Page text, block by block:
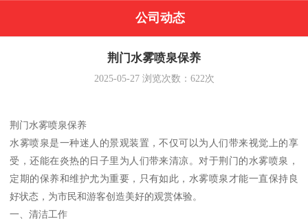
公司动态
荆门水雾喷泉保养
2025-05-27浏览次数： 622次
荆门水雾喷泉保养
水雾喷泉是一种迷人的景观装置，不仅可以为人们带来视觉上的享
受，还能在炎热的日子里为人们带来清凉。对于荆门的水雾喷泉，
定期的保养和维护尤为重要，只有如此，水雾喷泉才能一直保持良
好状态，为市民和游客创造美好的观赏体验。
一、清洁工作